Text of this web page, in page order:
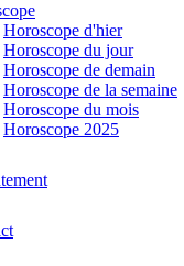
Horoscope d'hier
Horoscope du jour
Horoscope de demain
Horoscope de la semaine
Horoscope du mois
Horoscope 2025